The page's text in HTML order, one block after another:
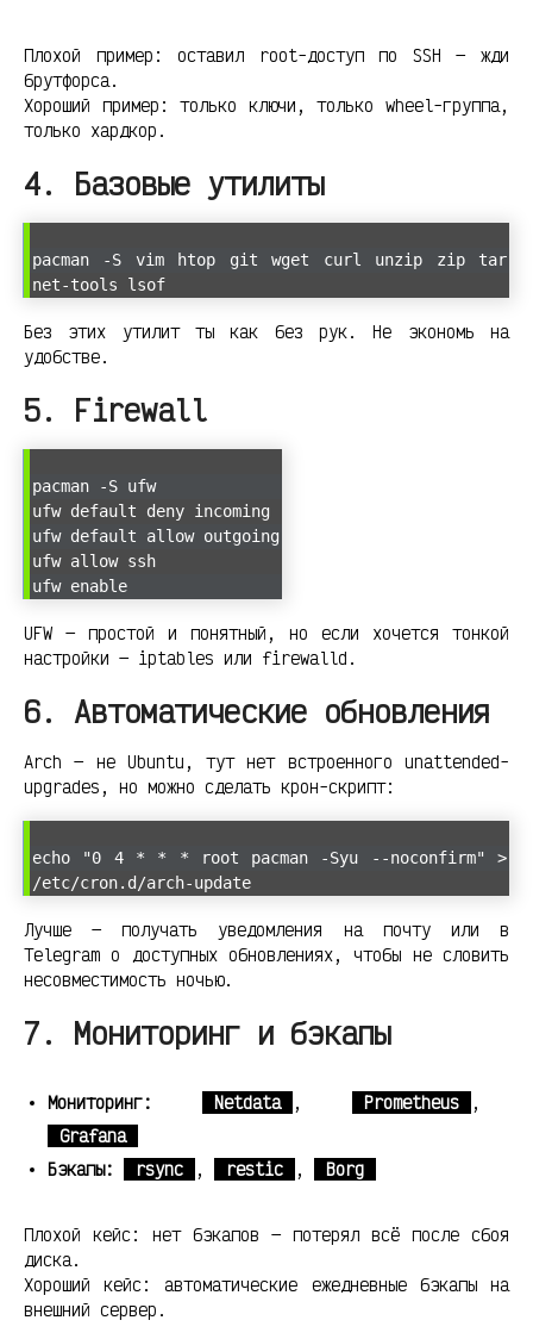
Плохой пример: оставил root-доступ по SSH — жди
брутфорса.
Хороший пример: только ключи, только wheel-группа,
только хардкор.
4. Базовые утилиты
pacman -S vim htop git wget curl unzip zip tar
net-tools lsof
Без этих утилит ты как без рук. Не экономь на
удобстве.
5. Firewall
pacman -S ufw
ufw default deny incoming
ufw default allow outgoing
ufw allow ssh
ufw enable
UFW — простой и понятный, но если хочется тонкой
настройки — iptables или firewalld.
6. Автоматические обновления
Arch — не Ubuntu, тут нет встроенного unattended-
upgrades, но можно сделать крон-скрипт:
echo "0 4 * * * root pacman -Syu --noconfirm" >
/etc/cron.d/arch-update
Лучше — получать уведомления на почту или в
Telegram о доступных обновлениях, чтобы не словить
несовместимость ночью.
7. Мониторинг и бэкапы
Мониторинг: Netdata , Prometheus
,
Grafana
Бэкапы:
rsync , restic , Borg
Плохой кейс: нет бэкапов — потерял всё после сбоя
диска.
Хороший кейс: автоматические ежедневные бэкапы на
внешний сервер.